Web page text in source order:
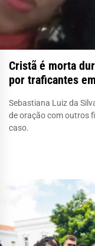
Cristã é morta
por traficantes
Sebastiana Luiz da
de oração com outros
caso.